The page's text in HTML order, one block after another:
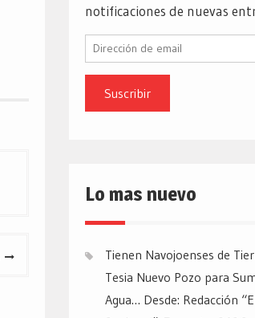
notificaciones de nuevas
Dirección
email
Lo mas nuevo
Tienen Navojoenses de
Tesia Nuevo Pozo para
Agua… Desde: Redacción